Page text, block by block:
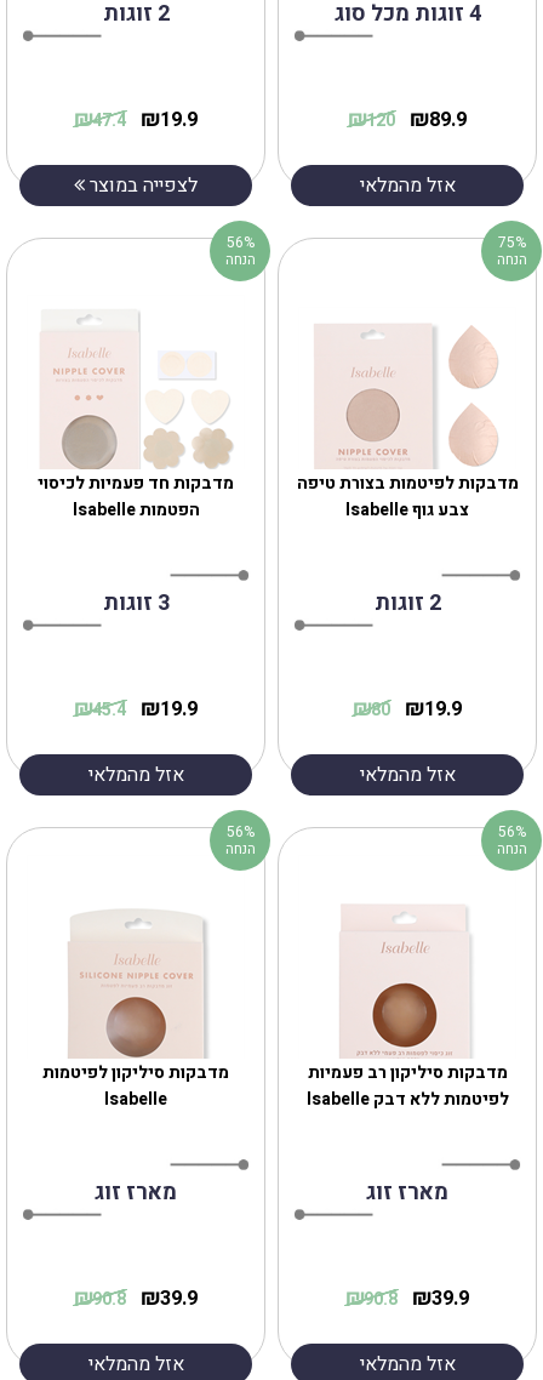
2 זוגות
19.9
₪
47.4
₪
לצפייה במוצר
4 זוגות מכל סוג
89.9
₪
120
₪
אזל מהמלאי
מדבקות חד פעמיות לכיסוי
הפטמות Isabelle
3 זוגות
19.9
₪
45.4
₪
אזל מהמלאי
56%
הנחה
מדבקות לפיטמות בצורת טיפה
צבע גוף Isabelle
2 זוגות
19.9
₪
80
₪
אזל מהמלאי
75%
הנחה
מדבקות סיליקון לפיטמות
Isabelle
מארז זוג
39.9
₪
90.8
₪
אזל מהמלאי
56%
הנחה
מדבקות סיליקון רב פעמיות
לפיטמות ללא דבק Isabelle
מארז זוג
39.9
₪
90.8
₪
אזל מהמלאי
56%
הנחה